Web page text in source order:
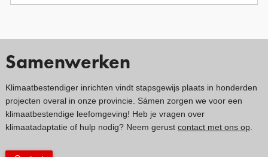
Samenwerken
Klimaatbestendiger inrichten vindt stapsgewijs plaats in honderden
projecten overal in onze provincie. Sámen zorgen we voor een
klimaatbestendige leefomgeving! Heb je vragen over
klimaatadaptatie of hulp nodig? Neem gerust contact met ons op.